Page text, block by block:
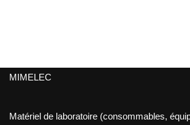
MIMELEC
Matériel de laboratoire (consommables,